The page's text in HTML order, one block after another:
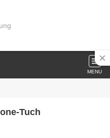
MENU
Tuch